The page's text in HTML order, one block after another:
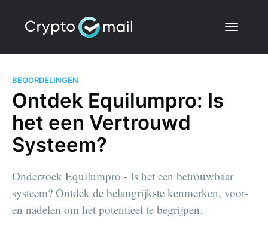
BEOORDELINGEN
Ontdek Equilumpro: Is
het een Vertrouwd
Systeem?
Onderzoek Equilumpro - Is het een betrouwbaar
systeem? Ontdek de belangrijkste kenmerken, voor-
en nadelen om het potentieel te begrijpen.